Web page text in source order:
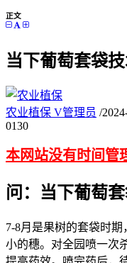
正文
当下葡萄套袋
农业植保 V管理员 /
0130
本网站没有时间管
问：当下葡萄
7-8月是果树的套袋时
小的穗。对全园喷一次